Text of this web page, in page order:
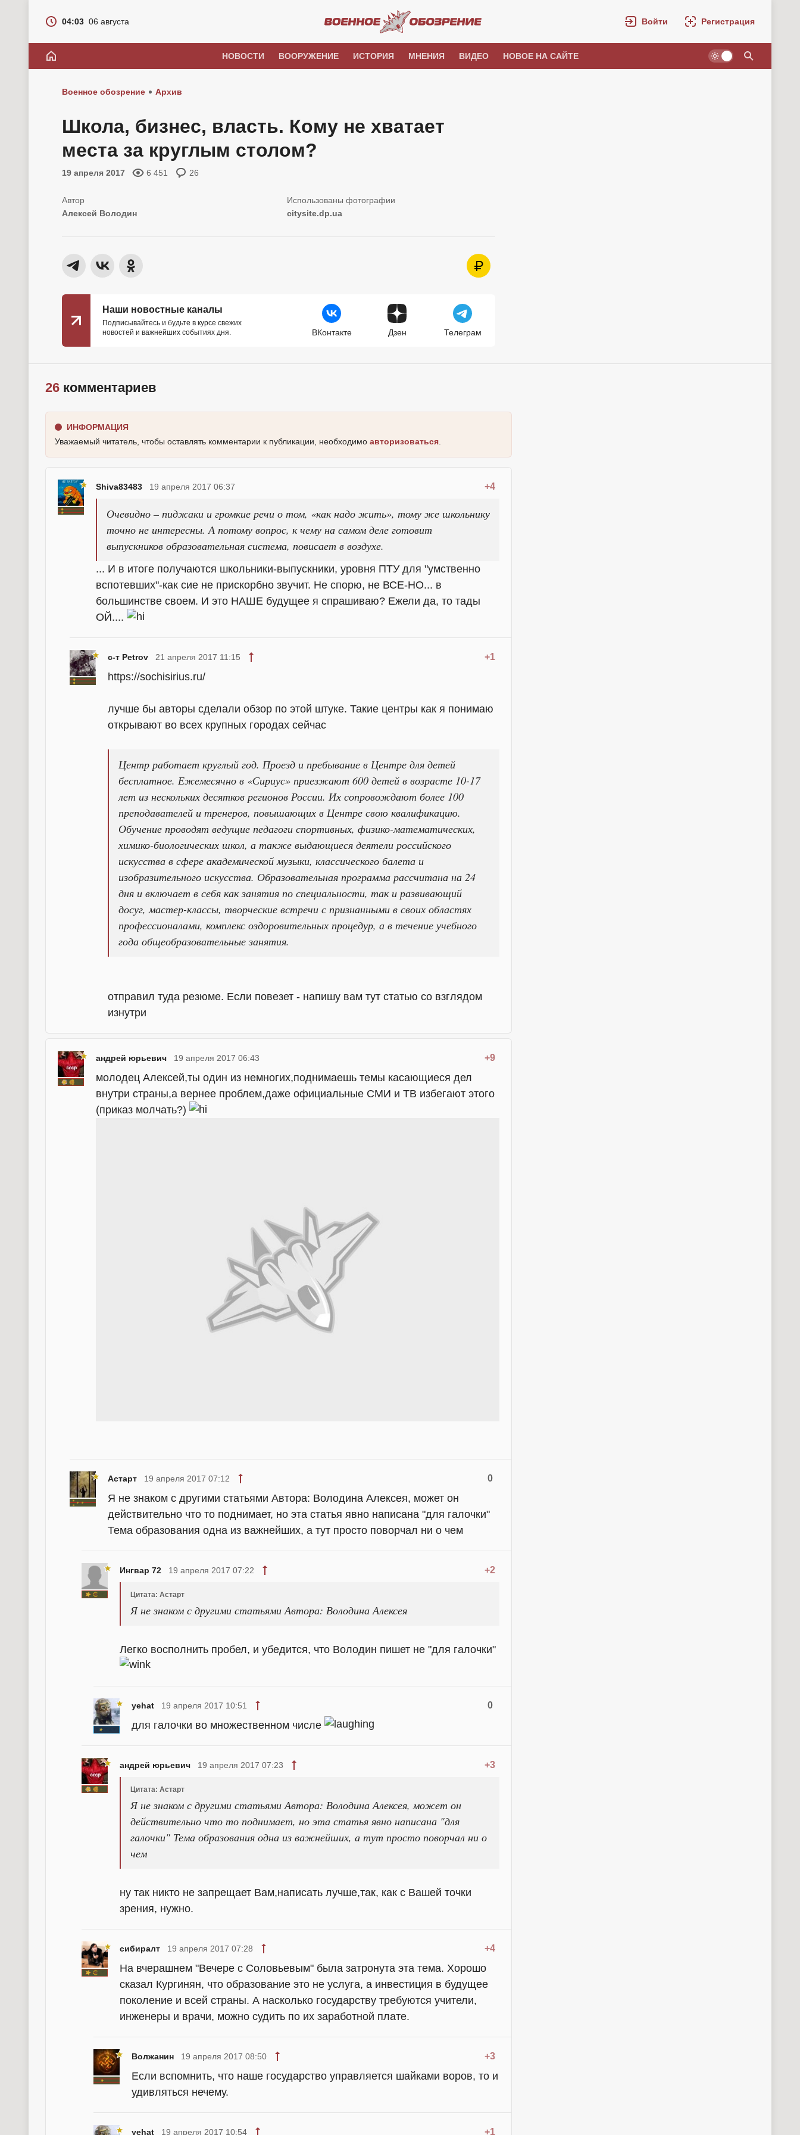
04:03 06 августа Войти Регистрация
НОВОСТИ ВООРУЖЕНИЕ ИСТОРИЯ МНЕНИЯ ВИДЕО НОВОЕ НА САЙТЕ
Военное обозрение Архив
Школа, бизнес, власть. Кому не хватает
места за круглым столом?
19 апреля 2017 6 451 26
Алексей Володин citysite.dp.ua
Наши новостные каналы
Подписывайтесь и будьте в курсе свежих
новостей и важнейших событиях дня.
ВКонтакте Дзен Телеграм
26 комментариев
ИНФОРМАЦИЯ
Уважаемый читатель, чтобы оставлять комментарии к публикации, необходимо авторизоваться
Shiva83483 +4
19 апреля 2017 06:37
Очевидно – пиджаки и громкие речи о том, «как надо жить», тому же школьнику
точно не интересны. А потому вопрос, к чему на самом деле готовит
выпускников образовательная система, повисает в воздухе.
... И в итоге получаются школьники-выпускники, уровня ПТУ для "умственно
вспотевших"-как сие не прискорбно звучит. Не спорю, не ВСЕ-НО... в
большинстве своем. И это НАШЕ будущее я спрашиваю? Ежели да, то тады
ОЙ....
с-т Petrov +1
21 апреля 2017 11:15
https://sochisirius.ru/
лучше бы авторы сделали обзор по этой штуке. Такие центры как я понимаю
открывают во всех крупных городах сейчас
Центр работает круглый год. Проезд и пребывание в Центре для детей
бесплатное. Ежемесячно в «Сириус» приезжают 600 детей в возрасте 10-17
лет из нескольких десятков регионов России. Их сопровождают более 100
преподавателей и тренеров, повышающих в Центре свою квалификацию.
Обучение проводят ведущие педагоги спортивных, физико-математических,
химико-биологических школ, а также выдающиеся деятели российского
искусства в сфере академической музыки, классического балета и
изобразительного искусства. Образовательная программа рассчитана на 24
дня и включает в себя как занятия по специальности, так и развивающий
досуг, мастер-классы, творческие встречи с признанными в своих областях
профессионалами, комплекс оздоровительных процедур, а в течение учебного
года общеобразовательные занятия.
отправил туда резюме. Если повезет - напишу вам тут статью со взглядом
изнутри
андрей юрьевич +9
19 апреля 2017 06:43
молодец Алексей,ты один из немногих,поднимаешь темы касающиеся дел
внутри страны,а вернее проблем,даже официальные СМИ и ТВ избегают этого
(приказ молчать?)
Астарт 0
19 апреля 2017 07:12
Я не знаком с другими статьями Автора: Володина Алексея, может он
действительно что то поднимает, но эта статья явно написана "для галочки"
Тема образования одна из важнейших, а тут просто поворчал ни о чем
Ингвар 72 +2
19 апреля 2017 07:22
Цитата: Астарт
Я не знаком с другими статьями Автора: Володина Алексея
Легко восполнить пробел, и убедится, что Володин пишет не "для галочки"
yehat 0
19 апреля 2017 10:51
для галочки во множественном числе
андрей юрьевич +3
19 апреля 2017 07:23
Цитата: Астарт
Я не знаком с другими статьями Автора: Володина Алексея, может он
действительно что то поднимает, но эта статья явно написана "для
галочки" Тема образования одна из важнейших, а тут просто поворчал ни о
чем
ну так никто не запрещает Вам,написать лучше,так, как с Вашей точки
зрения, нужно.
сибиралт +4
19 апреля 2017 07:28
На вчерашнем "Вечере с Соловьевым" была затронута эта тема. Хорошо
сказал Кургинян, что образование это не услуга, а инвестиция в будущее
поколение и всей страны. А насколько государству требуются учители,
инженеры и врачи, можно судить по их заработной плате.
Волжанин +3
19 апреля 2017 08:50
Если вспомнить, что наше государство управляется шайками воров, то и
удивляться нечему.
yehat +1
19 апреля 2017 10:54